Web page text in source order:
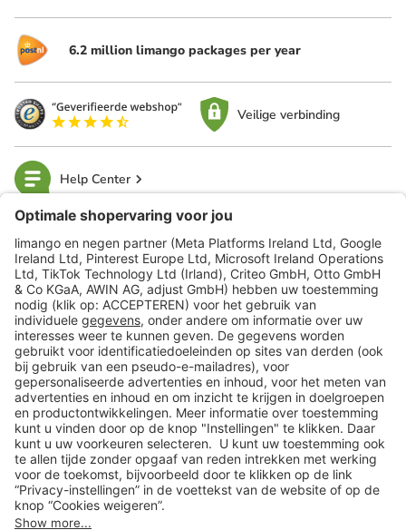
6.2 million limango packages per year
Veilige verbinding
Help Center
limango
Veilig winkelen
Klantenservice
Shop
Acties